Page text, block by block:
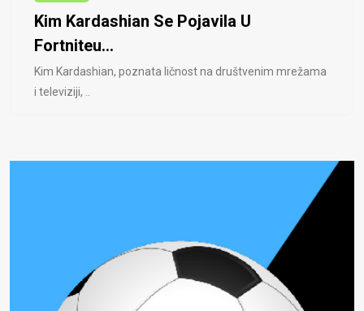
Kim Kardashian Se Pojavila U
Fortniteu...
Kim Kardashian, poznata ličnost na društvenim mrežama
i televiziji, ..